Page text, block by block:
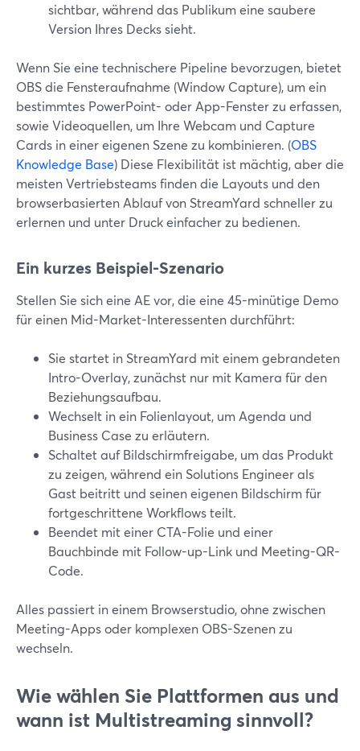
sichtbar, während das Publikum eine saubere
Version Ihres Decks sieht.
Wenn Sie eine technischere Pipeline bevorzugen, bietet
OBS die Fensteraufnahme (Window Capture), um ein
bestimmtes PowerPoint- oder App-Fenster zu erfassen,
sowie Videoquellen, um Ihre Webcam und Capture
Cards in einer eigenen Szene zu kombinieren. (OBS
Knowledge Base) Diese Flexibilität ist mächtig, aber die
meisten Vertriebsteams finden die Layouts und den
browserbasierten Ablauf von StreamYard schneller zu
erlernen und unter Druck einfacher zu bedienen.
Ein kurzes Beispiel-Szenario
Stellen Sie sich eine AE vor, die eine 45-minütige Demo
für einen Mid-Market-Interessenten durchführt:
Sie startet in StreamYard mit einem gebrandeten
Intro-Overlay, zunächst nur mit Kamera für den
Beziehungsaufbau.
Wechselt in ein Folienlayout, um Agenda und
Business Case zu erläutern.
Schaltet auf Bildschirmfreigabe, um das Produkt
zu zeigen, während ein Solutions Engineer als
Gast beitritt und seinen eigenen Bildschirm für
fortgeschrittene Workflows teilt.
Beendet mit einer CTA-Folie und einer
Bauchbinde mit Follow-up-Link und Meeting-QR-
Code.
Alles passiert in einem Browserstudio, ohne zwischen
Meeting-Apps oder komplexen OBS-Szenen zu
wechseln.
Wie wählen Sie Plattformen aus und
wann ist Multistreaming sinnvoll?